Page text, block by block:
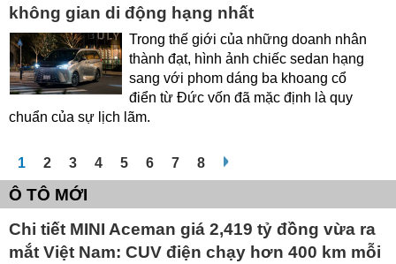
không gian di động hạng nhất
Trong thế giới của những doanh nhân
thành đạt, hình ảnh chiếc sedan hạng
sang với phom dáng ba khoang cổ
điển từ Đức vốn đã mặc định là quy
chuẩn của sự lịch lãm.
1 2 3 4 5 6 7 8
Ô TÔ MỚI
Chi tiết MINI Aceman giá 2,419 tỷ đồng vừa ra
mắt Việt Nam: CUV điện chạy hơn 400 km mỗi